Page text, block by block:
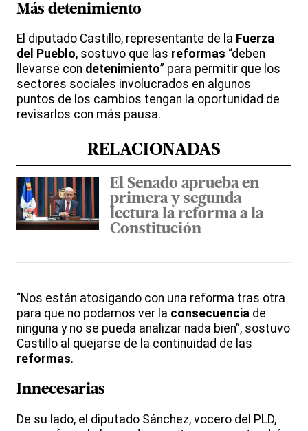
Más detenimiento
El diputado Castillo, representante de la Fuerza
del Pueblo, sostuvo que las reformas “deben
llevarse con detenimiento” para permitir que los
sectores sociales involucrados en algunos
puntos de los cambios tengan la oportunidad de
revisarlos con más pausa.
RELACIONADAS
El Senado aprueba en
primera y segunda
lectura la reforma a la
Constitución
“Nos están atosigando con una reforma tras otra
para que no podamos ver la consecuencia de
ninguna y no se pueda analizar nada bien”, sostuvo
Castillo al quejarse de la continuidad de las
reformas.
Innecesarias
De su lado, el diputado Sánchez, vocero del PLD,